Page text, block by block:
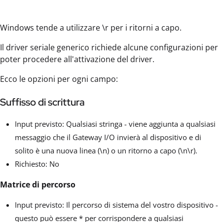
Windows tende a utilizzare \r per i ritorni a capo.
Il driver seriale generico richiede alcune configurazioni per
poter procedere all'attivazione del driver.
Ecco le opzioni per ogni campo:
Suffisso di scrittura
Input previsto: Qualsiasi stringa - viene aggiunta a qualsiasi
messaggio che il Gateway I/O invierà al dispositivo e di
solito è una nuova linea (\n) o un ritorno a capo (\n\r).
Richiesto: No
Matrice di percorso
Input previsto: Il percorso di sistema del vostro dispositivo -
questo può essere * per corrispondere a qualsiasi